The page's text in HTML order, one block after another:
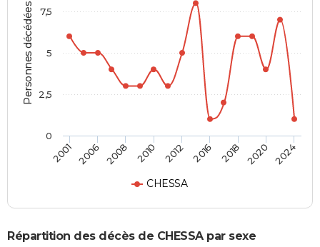
Personnes décédées
CHESSA
2001 2006 2008 2010 2012 2016 2018 2020 2024
0
2,5
5
7,5
Répartition des décès de CHESSA par sexe